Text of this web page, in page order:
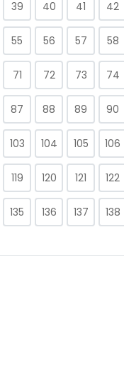
39 40 41 42
55 56 57 58
71 72 73 74
87 88 89 90
103 104 105 106
119 120 121 122
135 136 137 138